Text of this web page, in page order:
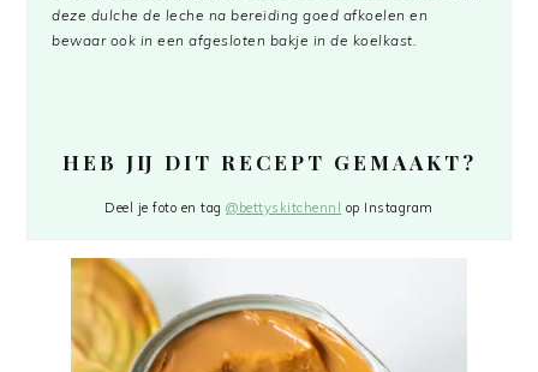
deze dulche de leche na bereiding goed afkoelen en
bewaar ook in een afgesloten bakje in de koelkast.
HEB JIJ DIT RECEPT GEMAAKT?
Deel je foto en tag@bettyskitchennl op Instagram